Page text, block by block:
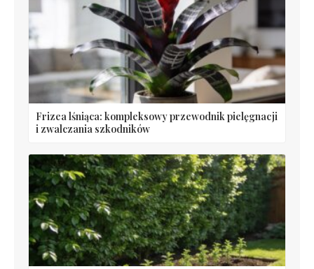
Frizea lśniąca: kompleksowy przewodnik pielęgnacji
i zwalczania szkodników